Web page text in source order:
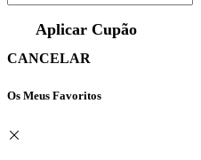
Aplicar Cupão
CANCELAR
Os Meus Favoritos